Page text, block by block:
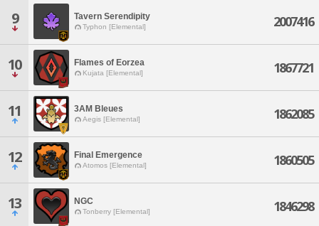
9 Tavern Serendipity
Typhon [Elemental] 2007416
10 Flames of Eorzea
Kujata [Elemental] 1867721
11 3AM Bleues
Aegis [Elemental] 1862085
12 Final Emergence
Atomos [Elemental] 1860505
13 NGC
Tonberry [Elemental] 1846298